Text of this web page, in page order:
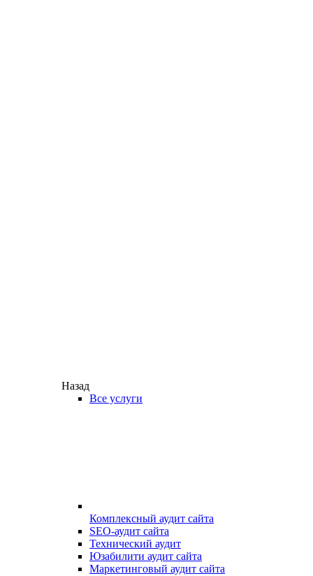
Назад
Все услуги
Комплексный аудит сайта
SEO-аудит сайта
Технический аудит
Юзабилити аудит сайта
Маркетинговый аудит сайта